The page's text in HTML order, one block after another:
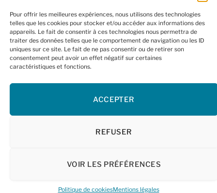
Pour offrir les meilleures expériences, nous utilisons des technologies
telles que les cookies pour stocker et/ou accéder aux informations des
appareils. Le fait de consentir à ces technologies nous permettra de
traiter des données telles que le comportement de navigation ou les ID
uniques sur ce site. Le fait de ne pas consentir ou de retirer son
consentement peut avoir un effet négatif sur certaines
caractéristiques et fonctions.
ACCEPTER
REFUSER
VOIR LES PRÉFÉRENCES
Politique de cookiesMentions légales
Aspartame ou Sucralose : quel
édulcorant choisir ?
4 février 2025
ballonnements ?
26 janvier 2025